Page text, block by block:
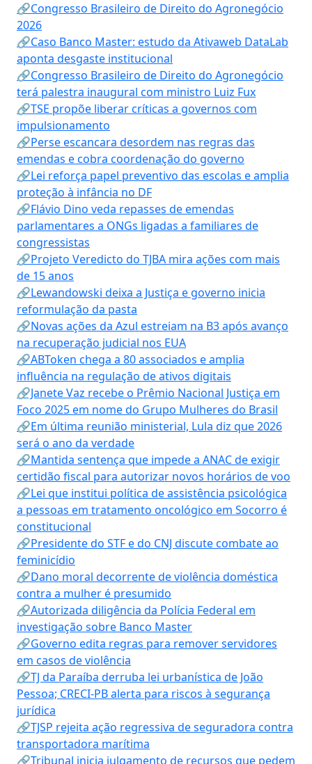
🔗Congresso Brasileiro de Direito do Agronegócio
2026
🔗Caso Banco Master: estudo da Ativaweb DataLab
aponta desgaste institucional
🔗Congresso Brasileiro de Direito do Agronegócio
terá palestra inaugural com ministro Luiz Fux
🔗TSE propõe liberar críticas a governos com
impulsionamento
🔗Perse escancara desordem nas regras das
emendas e cobra coordenação do governo
🔗Lei reforça papel preventivo das escolas e amplia
proteção à infância no DF
🔗Flávio Dino veda repasses de emendas
parlamentares a ONGs ligadas a familiares de
congressistas
🔗Projeto Veredicto do TJBA mira ações com mais
de 15 anos
🔗Lewandowski deixa a Justiça e governo inicia
reformulação da pasta
🔗Novas ações da Azul estreiam na B3 após avanço
na recuperação judicial nos EUA
🔗ABToken chega a 80 associados e amplia
influência na regulação de ativos digitais
🔗Janete Vaz recebe o Prêmio Nacional Justiça em
Foco 2025 em nome do Grupo Mulheres do Brasil
🔗Em última reunião ministerial, Lula diz que 2026
será o ano da verdade
🔗Mantida sentença que impede a ANAC de exigir
certidão fiscal para autorizar novos horários de voo
🔗Lei que institui política de assistência psicológica
a pessoas em tratamento oncológico em Socorro é
constitucional
🔗Presidente do STF e do CNJ discute combate ao
feminicídio
🔗Dano moral decorrente de violência doméstica
contra a mulher é presumido
🔗Autorizada diligência da Polícia Federal em
investigação sobre Banco Master
🔗Governo edita regras para remover servidores
em casos de violência
🔗TJ da Paraíba derruba lei urbanística de João
Pessoa; CRECI-PB alerta para riscos à segurança
jurídica
🔗TJSP rejeita ação regressiva de seguradora contra
transportadora marítima
🔗Tribunal inicia julgamento de recursos que pedem